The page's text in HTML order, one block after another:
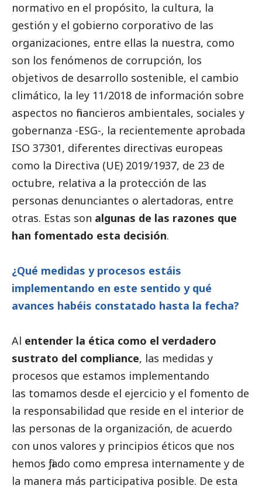
normativo en el propósito, la cultura, la
gestión y el gobierno corporativo de las
organizaciones, entre ellas la nuestra, como
son los fenómenos de corrupción, los
objetivos de desarrollo sostenible, el cambio
climático, la ley 11/2018 de información sobre
aspectos no financieros ambientales, sociales y
gobernanza -ESG-, la recientemente aprobada
ISO 37301, diferentes directivas europeas
como la Directiva (UE) 2019/1937, de 23 de
octubre, relativa a la protección de las
personas denunciantes o alertadoras, entre
otras. Estas son algunas de las razones que
han fomentado esta decisión.
¿Qué medidas y procesos estáis
implementando en este sentido y qué
avances habéis constatado hasta la fecha?
Al entender la ética como el verdadero
sustrato del compliance, las medidas y
procesos que estamos implementando
las tomamos desde el ejercicio y el fomento de
la responsabilidad que reside en el interior de
las personas de la organización, de acuerdo
con unos valores y principios éticos que nos
hemos fijado como empresa internamente y de
la manera más participativa posible. De esta